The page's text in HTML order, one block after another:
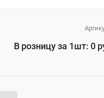
В розницу за 1шт: 0